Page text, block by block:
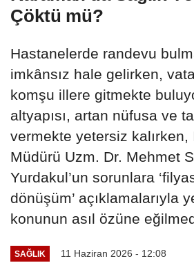
Çöktü mü?
Hastanelerde randevu
imkânsız hale gelirken,
komşu illere gitmekte
altyapısı, artan nüfusa ve
vermekte yetersiz kalırken,
Müdürü Uzm. Dr. Mehmet
Yurdakul’un sorunlara
dönüşüm’ açıklamalarıyla
konunun asıl özüne
SAĞLIK 11 Haziran 2026 - 12:08